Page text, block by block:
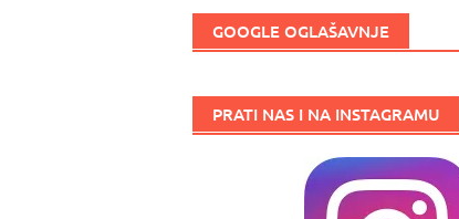
GOOGLE OGLAŠAVNJE
PRATI NAS I NA INSTAGRAMU